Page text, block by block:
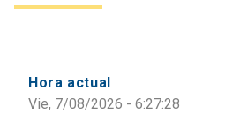
Hora actual
Vie, 7/08/2026 - 6:27:28